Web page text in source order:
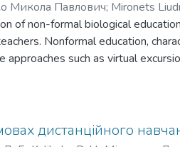
Микола Павлович; Mironets
Valentyna Mykolaivna;Торяник
of non-formal biological
Nonformal education,
such as virtual
and informal learning formats
effective tools and
by the Minor Academy of
дистанційного